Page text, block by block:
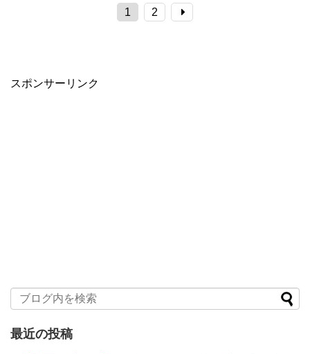
1 2
スポンサーリンク
最近の投稿